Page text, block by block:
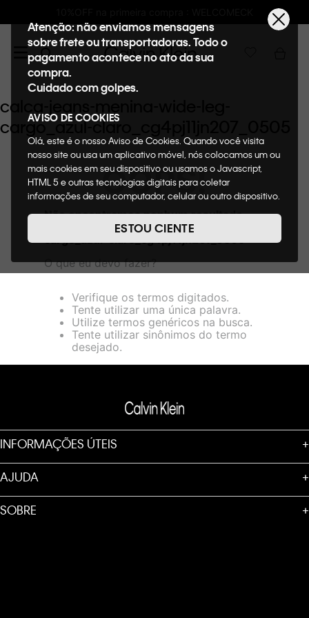
Atenção: não enviamos mensagens
sobre frete ou transportadoras. Todo o
pagamento acontece no ato da sua
compra.
Cuidado com golpes.
AVISO DE COOKIES
Olá, este é o nosso Aviso de Cookies. Quando você visita
nosso site ou usa um aplicativo móvel, nós colocamos um ou
mais cookies em seu dispositivo ou usamos o Javascript,
HTML 5 e outras tecnologias digitais para coletar
informações de seu computador, celular ou outro dispositivo.
de cookies, informaremos quais cookies usaremos e quais
suas funções. A forma como processamos os dados
nosso Aviso de Privacidade. Quando você visita nosso site,
fornecer a você toda a funcionalidade do site, incluindo,
entre outros, a capacidade de comprar um item em nossa
loja virtual. Para maiores informações sobre o nosso aviso de
Cookies acesse o link.
ESTOU CIENTE
calca-jeans-menina-wide-leg-
cargo_azul-claro_cg4pj11jn207_0505
OOPS!
Não encontramos nenhum resultado
calca-jeans-menina-wide-leg-
cargo_azul-claro_cg4pj11jn207_0505"
O que eu devo fazer?
Verifique os termos digitados.
Tente utilizar uma única palavra.
Utilize termos genéricos na busca.
Tente utilizar sinônimos do termo
desejado.
INFORMAÇÕES ÚTEIS +
AJUDA +
SOBRE +